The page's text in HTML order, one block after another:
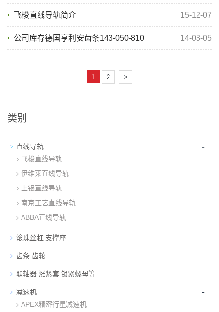
飞梭直线导轨简介 15-12-07
公司库存德国亨利安齿条143-050-810 14-03-05
1 2 >
类别
直线导轨 -
飞梭直线导轨
伊维莱直线导轨
上银直线导轨
南京工艺直线导轨
ABBA直线导轨
滚珠丝杠 支撑座
齿条 齿轮
联轴器 涨紧套 锁紧螺母等
减速机 -
APEX精密行星减速机